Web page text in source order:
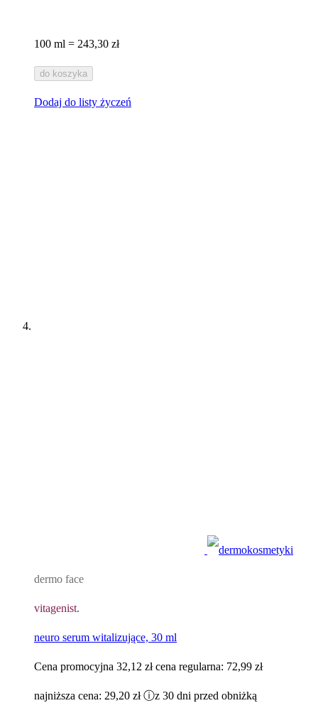
100 ml = 243,30 zł
do koszyka
Dodaj do listy życzeń
dermo face
vitagenist.
neuro serum witalizujące, 30 ml
Cena promocyjna 32,12 zł cena regularna: 72,99 zł
najniższa cena: 29,20 zł ⓘz 30 dni przed obniżką